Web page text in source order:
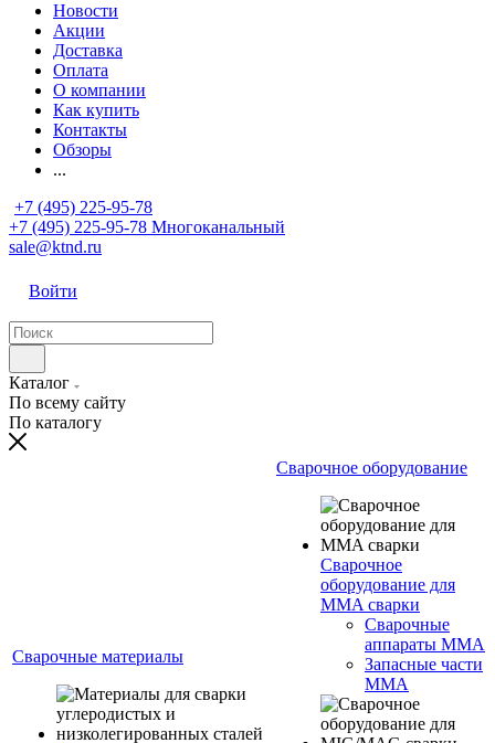
Новости
Акции
Доставка
Оплата
О компании
Как купить
Контакты
Обзоры
...
+7 (495) 225-95-78
+7 (495) 225-95-78 Многоканальный
sale@ktnd.ru
Войти
Каталог
По всему сайту
По каталогу
Сварочные материалы
Сварочное оборудование
Сварочное
оборудование для
MMA сварки
Сварочные
аппараты MMA
Запасные части
MMA